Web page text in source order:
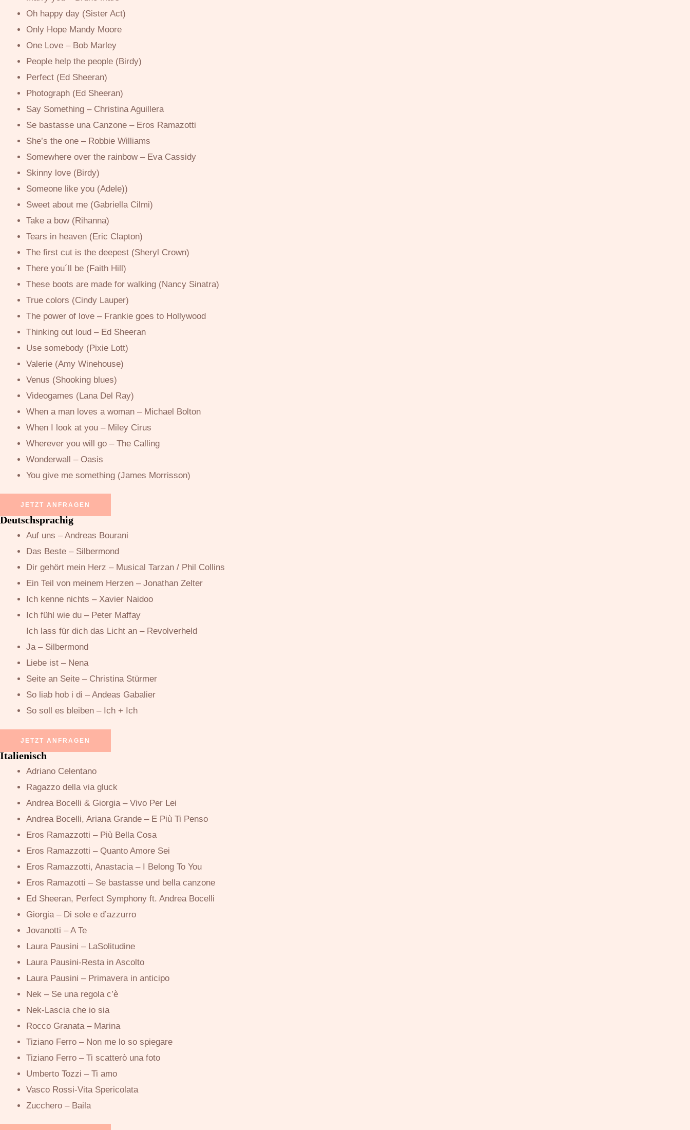
Oh happy day (Sister Act)
Only Hope Mandy Moore
One Love – Bob Marley
People help the people (Birdy)
Perfect (Ed Sheeran)
Photograph (Ed Sheeran)
Say Something – Christina Aguillera
Se bastasse una Canzone – Eros Ramazotti
She’s the one – Robbie Williams
Somewhere over the rainbow – Eva Cassidy
Skinny love (Birdy)
Someone like you (Adele))
Sweet about me (Gabriella Cilmi)
Take a bow (Rihanna)
Tears in heaven (Eric Clapton)
The first cut is the deepest (Sheryl Crown)
There you´ll be (Faith Hill)
These boots are made for walking (Nancy Sinatra)
True colors (Cindy Lauper)
The power of love – Frankie goes to Hollywood
Thinking out loud – Ed Sheeran
Use somebody (Pixie Lott)
Valerie (Amy Winehouse)
Venus (Shooking blues)
Videogames (Lana Del Ray)
When a man loves a woman – Michael Bolton
When I look at you – Miley Cirus
Wherever you will go – The Calling
Wonderwall – Oasis
You give me something (James Morrisson)
JETZT ANFRAGEN
Deutschsprachig
Auf uns – Andreas Bourani
Das Beste – Silbermond
Dir gehört mein Herz – Musical Tarzan / Phil Collins
Ein Teil von meinem Herzen – Jonathan Zelter
Ich kenne nichts – Xavier Naidoo
Ich fühl wie du – Peter Maffay
Ich lass für dich das Licht an – Revolverheld
Ja – Silbermond
Liebe ist – Nena
Seite an Seite – Christina Stürmer
So liab hob i di – Andeas Gabalier
So soll es bleiben – Ich + Ich
JETZT ANFRAGEN
Italienisch
Adriano Celentano
Ragazzo della via gluck
Andrea Bocelli & Giorgia – Vivo Per Lei
Andrea Bocelli, Ariana Grande – E Più Ti Penso
Eros Ramazzotti – Più Bella Cosa
Eros Ramazzotti – Quanto Amore Sei
Eros Ramazzotti, Anastacia – I Belong To You
Eros Ramazotti – Se bastasse und bella canzone
Ed Sheeran, Perfect Symphony ft. Andrea Bocelli
Giorgia – Di sole e d’azzurro
Jovanotti – A Te
Laura Pausini – LaSolitudine
Laura Pausini-Resta in Ascolto
Laura Pausini – Primavera in anticipo
Nek – Se una regola c’è
Nek-Lascia che io sia
Rocco Granata – Marina
Tiziano Ferro – Non me lo so spiegare
Tiziano Ferro – Ti scatterò una foto
Umberto Tozzi – Ti amo
Vasco Rossi-Vita Spericolata
Zucchero – Baila